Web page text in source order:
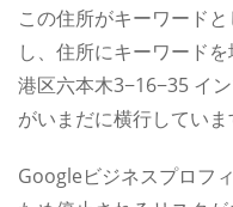
この住所がキーワード
し、住所にキーワード
港区六本木3−16−35 イ
がいまだに横行していま
Googleビジネスプロフ